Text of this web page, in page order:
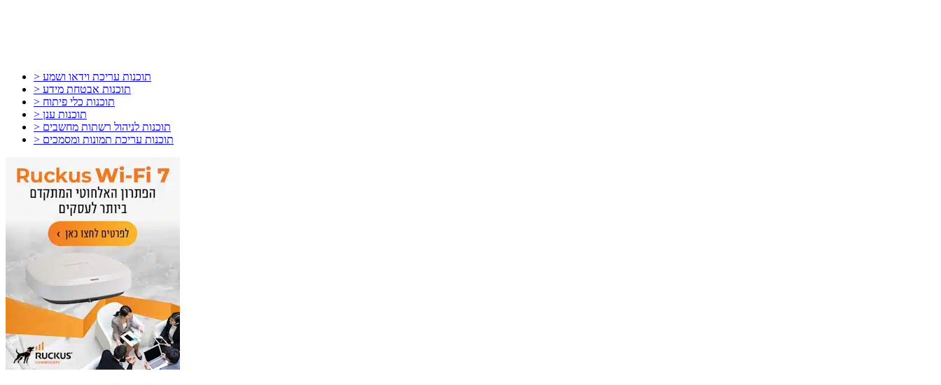
> תוכנות עריכת וידאו ושמע
> תוכנות אבטחת מידע
> תוכנות כלי פיתוח
> תוכנות ענן
> תוכנות לניהול רשתות מחשבים
> תוכנות עריכת תמונות ומסמכים